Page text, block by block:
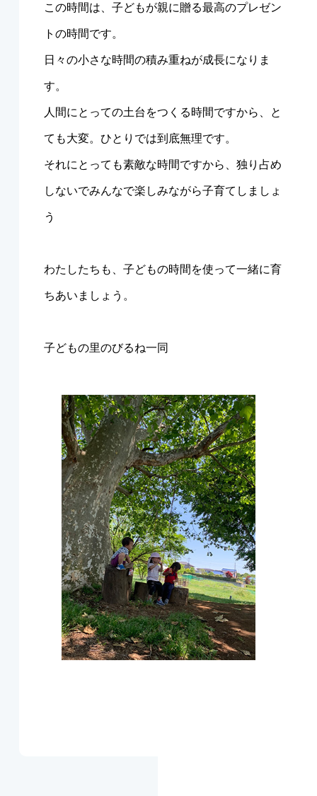
この時間は、子どもが親に贈る最高のプレゼン
トの時間です。
日々の小さな時間の積み重ねが成長になりま
す。
人間にとっての土台をつくる時間ですから、と
ても大変。ひとりでは到底無理です。
それにとっても素敵な時間ですから、独り占め
しないでみんなで楽しみながら子育てしましょ
う
わたしたちも、子どもの時間を使って一緒に育
ちあいましょう。
子どもの里のびるね一同